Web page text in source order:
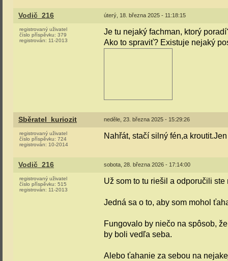
Vodič_216 úterý, 18. března 2025 - 11:18:15
registrovaný uživatel
číslo příspěvku: 379
registrován: 11-2013
Je tu nejaký fachman, ktorý
Ako to spraviť? Existuje nejaký
Sběratel_kuriozit neděle, 23. března 2025 - 15:29:26
registrovaný uživatel
číslo příspěvku: 724
registrován: 10-2014
Nahřát, stačí silný fén,a
Vodič_216 sobota, 28. března 2026 - 17:14:00
registrovaný uživatel
číslo příspěvku: 515
registrován: 11-2013
Už som to tu riešil a odporučili
Jedná sa o to, aby som mohol
Fungovalo by niečo na spôsob,
by boli vedľa seba.
Alebo ťahanie za sebou na